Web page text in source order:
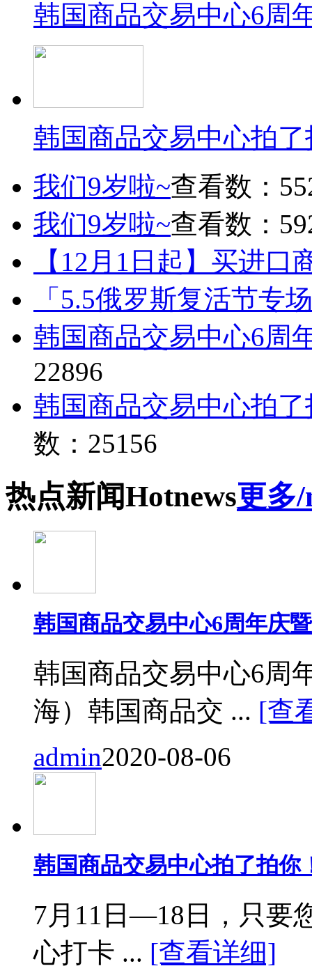
韩国商品交易中心6周
韩国商品交易中心拍
我们9岁啦~查看数：
我们9岁啦~查看数：
【12月1日起】买进口
「5.5俄罗斯复活节专
韩国商品交易中心6周
22896
韩国商品交易中心拍
数：25156
热点新闻Hotnews更多
韩国商品交易中心6周年庆
韩国商品交易中心6周
海）韩国商品交 ... [查
admin2020-08-06
韩国商品交易中心拍了拍你
7月11日—18日，只要
心打卡 ... [查看详细]